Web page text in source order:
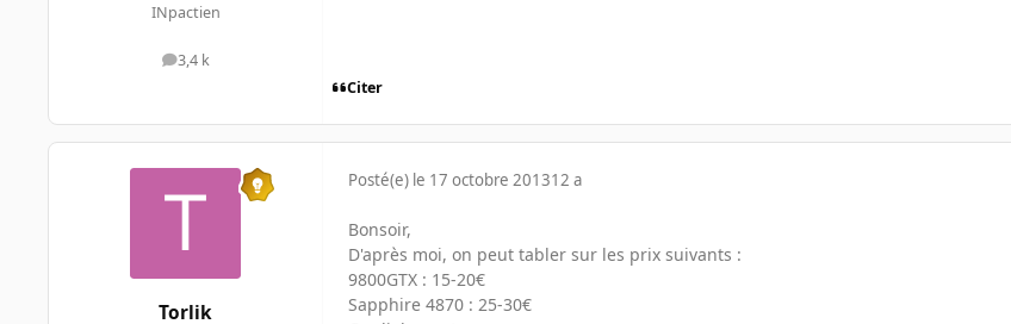
INpactien
3,4 k
messages
Citer
Torlik
Posté(e) le 17 octobre 201312 a
Bonsoir,
D'après moi, on peut tabler sur les prix suivants :
9800GTX : 15-20€
Sapphire 4870 : 25-30€